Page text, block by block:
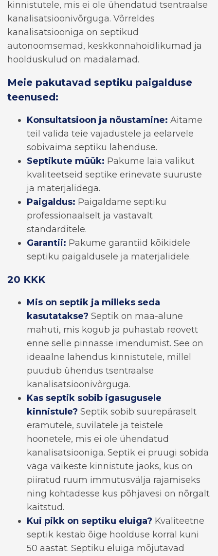
kinnistutele, mis ei ole ühendatud tsentraalse
kanalisatsioonivõrguga. Võrreldes
kanalisatsiooniga on septikud
autonoomsemad, keskkonnahoidlikumad ja
hoolduskulud on madalamad.
Meie pakutavad septiku paigalduse
teenused:
Konsultatsioon ja nõustamine: Aitame
teil valida teie vajadustele ja eelarvele
sobivaima septiku lahenduse.
Septikute müük: Pakume laia valikut
kvaliteetseid septike erinevate suuruste
ja materjalidega.
Paigaldus: Paigaldame septiku
professionaalselt ja vastavalt
standarditele.
Garantii: Pakume garantiid kõikidele
septiku paigaldusele ja materjalidele.
20 KKK
Mis on septik ja milleks seda
kasutatakse? Septik on maa-alune
mahuti, mis kogub ja puhastab reovett
enne selle pinnasse imendumist. See on
ideaalne lahendus kinnistutele, millel
puudub ühendus tsentraalse
kanalisatsioonivõrguga.
Kas septik sobib igasugusele
kinnistule? Septik sobib suurepäraselt
eramutele, suvilatele ja teistele
hoonetele, mis ei ole ühendatud
kanalisatsiooniga. Septik ei pruugi sobida
väga väikeste kinnistute jaoks, kus on
piiratud ruum immutusvälja rajamiseks
ning kohtadesse kus põhjavesi on nõrgalt
kaitstud.
Kui pikk on septiku eluiga? Kvaliteetne
septik kestab õige hoolduse korral kuni
50 aastat. Septiku eluiga mõjutavad